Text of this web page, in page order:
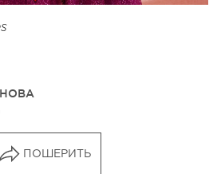
ПОШЕРИТЬ